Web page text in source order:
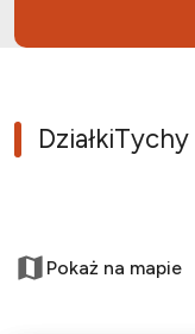
DziałkiTychy
−Pokaż na mapie